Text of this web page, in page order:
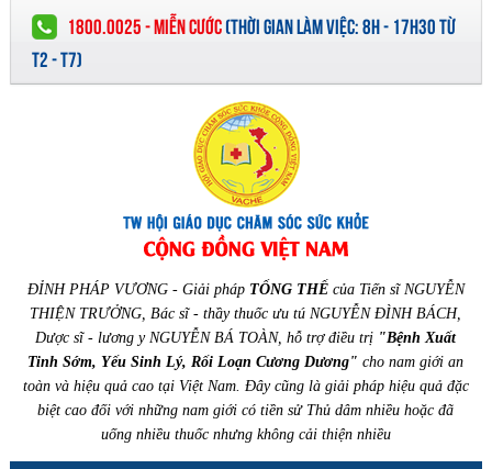
1800.0025 - MIỄN CƯỚC(THỜI GIAN LÀM VIỆC:8H - 17H30 TỪ
T2 - T7)
ĐỈNH PHÁP VƯƠNG - Giải pháp TỔNG THỂcủa Tiến sĩ NGUYỄN
THIỆN TRƯỞNG, Bác sĩ - thầy thuốc ưu tú NGUYỄN ĐÌNH BÁCH,
Dược sĩ - lương y NGUYỄN BÁ TOÀN, hỗ trợ điều trị "Bệnh Xuất
Tinh Sớm, Yếu Sinh Lý, Rối Loạn Cương Dương" cho nam giới an
toàn và hiệu quả cao tại Việt Nam. Đây cũng là giải pháp hiệu quả đặc
biệt cao đối với những nam giới có tiền sử Thủ dâm nhiều hoặc đã
uống nhiều thuốc nhưng không cải thiện nhiều